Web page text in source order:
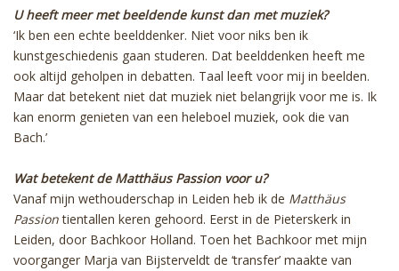
U heeft meer met beeldende kunst dan met muziek?
‘Ik ben een echte beelddenker. Niet voor niks ben ik
kunstgeschiedenis gaan studeren. Dat beelddenken heeft me
ook altijd geholpen in debatten. Taal leeft voor mij in beelden.
Maar dat betekent niet dat muziek niet belangrijk voor me is. Ik
kan enorm genieten van een heleboel muziek, ook die van
Bach.’
Wat betekent de Matthäus Passion voor u?
Vanaf mijn wethouderschap in Leiden heb ik de Matthäus
Passiontientallen keren gehoord. Eerst in de Pieterskerk in
Leiden, door Bachkoor Holland. Toen het Bachkoor met mijn
voorganger Marja van Bijsterveldt de ‘transfer’ maakte van